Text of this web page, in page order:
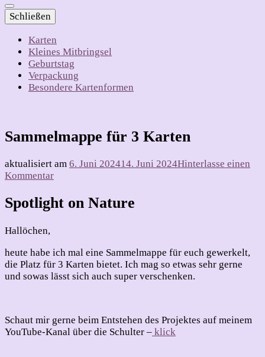
Schließen
Karten
Kleines Mitbringsel
Geburtstag
Verpackung
Besondere Kartenformen
Sammelmappe für 3 Karten
aktualisiert am 6. Juni 202414. Juni 2024Hinterlasse einen
Kommentarzu
für
3
Spotlight on Nature
Hallöchen,
heute habe ich mal eine Sammelmappe für euch gewerkelt,
die Platz für 3 Karten bietet. Ich mag so etwas sehr gerne
und sowas lässt sich auch super verschenken.
Schaut mir gerne beim Entstehen des Projektes auf meinem
YouTube-Kanal über die Schulter – klick